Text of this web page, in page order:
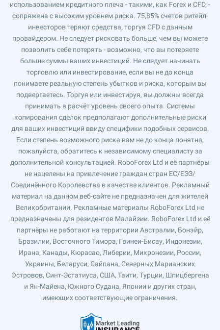
использованием кредитного плеча - такими, как Forex и CFD, -
сопряжена с высоким уровнем риска. 75,85% счетов ритейл-
инвесторов теряют средства, торгуя CFD с данным
провайдером. Не следует рисковать больше, чем вы можете
позволить себе потерять - возможно, что вы потеряете
больше суммы ваших инвестиций. Не следует начинать
торговлю или инвестирование, если вы не до конца
понимаете реальную степень убытков и риска, которым вы
подвергаетесь. Торгуя или инвестируя, вы должны всегда
принимать в расчёт уровень своего опыта. Системы
копирования сделок предполагают дополнительные риски
для ваших инвестиций ввиду специфики подобных сервисов.
Если степень возможного риска вам не до конца понятна,
пожалуйста, обратитесь к независимому специалисту за
дополнительной консультацией. RoboForex Ltd и её партнёры
не нацелены на привлечение граждан стран ЕС/ЕЭЗ/
Соединённого Королевства в качестве клиентов. Рекламный
материал на данном веб-сайте не предназначен для жителей
Великобритании. Рекламные материалы RoboForex Ltd не
предназначены для резидентов Малайзии. RoboForex Ltd и её
партнёры не работают на территории Австралии, Бонэйр,
Бразилии, Восточного Тимора, Гвинеи-Бисау, Индонезии,
Ирана, Канады, Кюрасао, Либерии, Микронезии, России,
Украины, Беларуси, Сайпана, Северных Марианских
Островов, Синт-Эстатиуса, США, Таити, Турции, Шпицбергена
и Ян-Майена, Южного Судана, Японии и других стран,
имеющих соответствующие ограничения.